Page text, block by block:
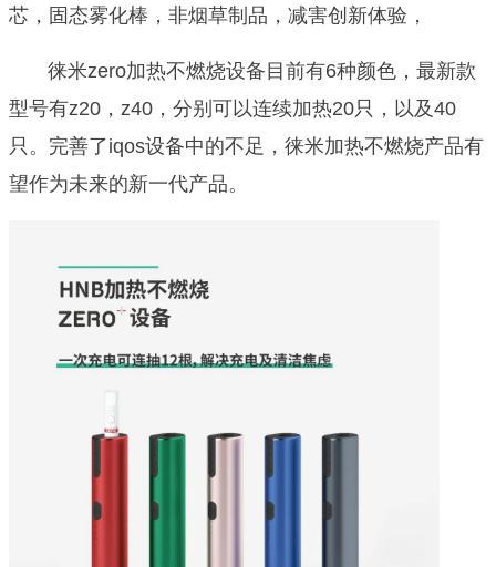
芯，固态雾化棒，非烟草制品，减害创新体验，
徕米zero加热不燃烧设备目前有6种颜色，最新款
型号有z20，z40，分别可以连续加热20只，以及40
只。完善了iqos设备中的不足，徕米加热不燃烧产品有
望作为未来的新一代产品。